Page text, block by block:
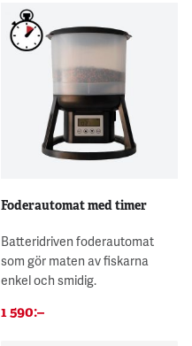
Foderautomat med timer
Batteridriven foderautomat
som gör maten av fiskarna
enkel och smidig.
1 590:–